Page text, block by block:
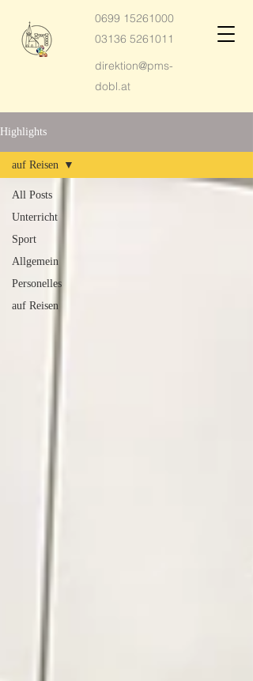
0699 15261000
03136 5261011
direktion@pms-
dobl.at
Highlights
All Posts
Unterricht
Sport
Allgemein
Personelles
auf Reisen
auf Reisen